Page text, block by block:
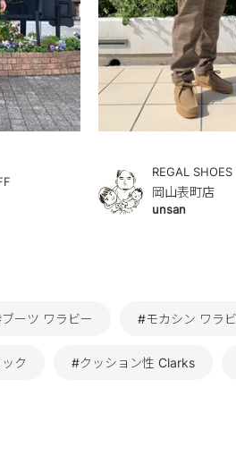
REGAL SHOES
岡山表町店
unsan
ーツ ワラビー #モカシン ワラ
ク #クッション性 Clarks